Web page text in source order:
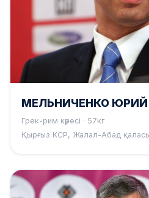
МЕЛЬНИЧЕНКО ЮРИЙ
Грек-рим күресі · 57кг
Қырғыз КСР, Жалал-Абад